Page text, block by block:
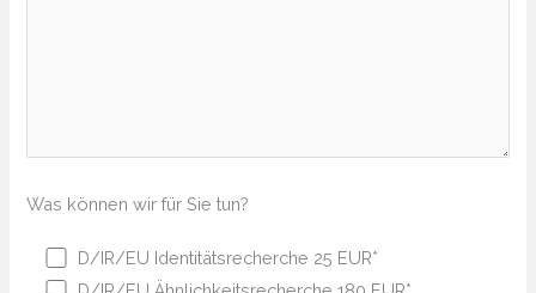
Was können wir für Sie tun?
D/IR/EU Identitätsrecherche 25 EUR*